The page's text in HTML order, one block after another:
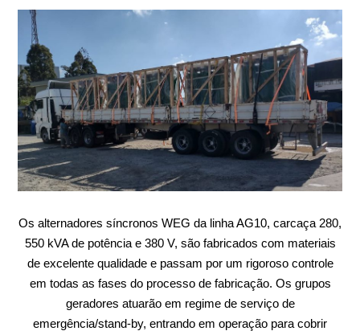
Os alternadores síncronos WEG da linha AG10, carcaça 280,
550 kVA de potência e 380 V, são fabricados com materiais
de excelente qualidade e passam por um rigoroso controle
em todas as fases do processo de fabricação. Os grupos
geradores atuarão em regime de serviço de
emergência/stand-by, entrando em operação para cobrir